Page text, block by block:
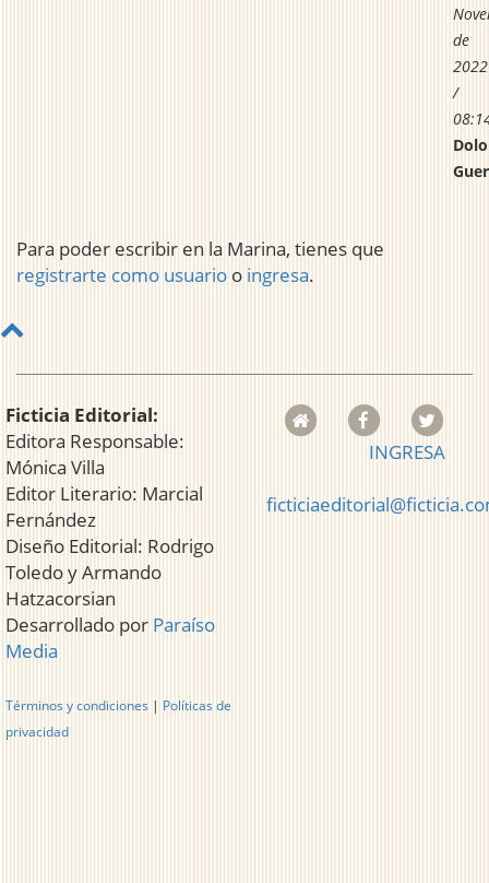
de
2022
/
Para poder escribir en la Marina, tienes que
registrarte como usuario o ingresa.
Ficticia Editorial:
Editora Responsable:
Mónica Villa
Editor Literario: Marcial
Fernández
Diseño Editorial: Rodrigo
Toledo y Armando
Hatzacorsian
Desarrollado por Paraíso
Media
Términos y condiciones | Políticas de
privacidad
INGRESA